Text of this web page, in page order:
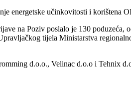
energetske učinkovitosti i korištena
na Poziv poslalo je 130 poduzeća,
tijela Ministarstva
d.o.o., Velinac d.o.o i Tehnix